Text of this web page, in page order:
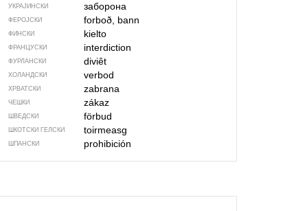
УКРАЈИНСКИ заборона
ФЕРОЈСКИ forboð, bann
ФИНСКИ kielto
ФРАНЦУСКИ interdiction
ФУРЛАНСКИ diviêt
ХОЛАНДСКИ verbod
ХРВАТСКИ zabrana
ЧЕШКИ zákaz
ШВЕДСКИ förbud
ШКОТСКИ ГЕЛСКИ toirmeasg
ШПАНСКИ prohibición